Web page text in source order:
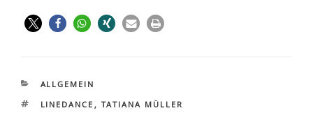
ALLGEMEIN
LINEDANCE , TATIANA MÜLLER